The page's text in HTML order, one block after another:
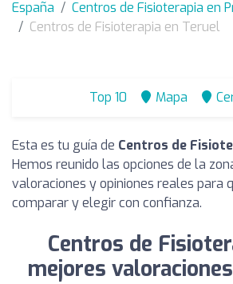
España
Centros de Fisioterapia en
Centros de Fisioterapia en Teruel
Top 10 Mapa
Esta es tu guía de Centros de
Hemos reunido las opciones de la
valoraciones y opiniones reales para
comparar y elegir con confianza.
Centros de
mejores